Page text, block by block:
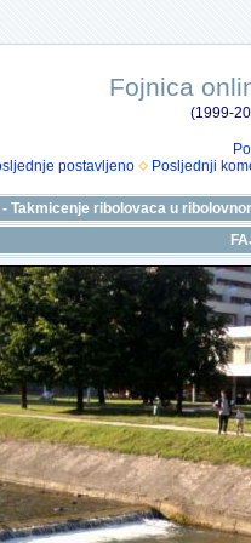
Fojnica
(1999-
postavljeno Posljednji
- Takmicenje ribolovaca u